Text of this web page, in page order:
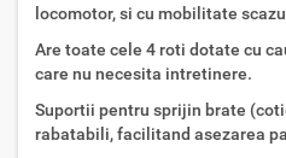
locomotor, si cu mobilitate
Are toate cele 4 roti dotate cu
care nu necesita intretinere.
Suportii pentru sprijin brate
rabatabili, facilitand asezarea